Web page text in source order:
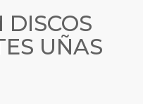
UÑAS